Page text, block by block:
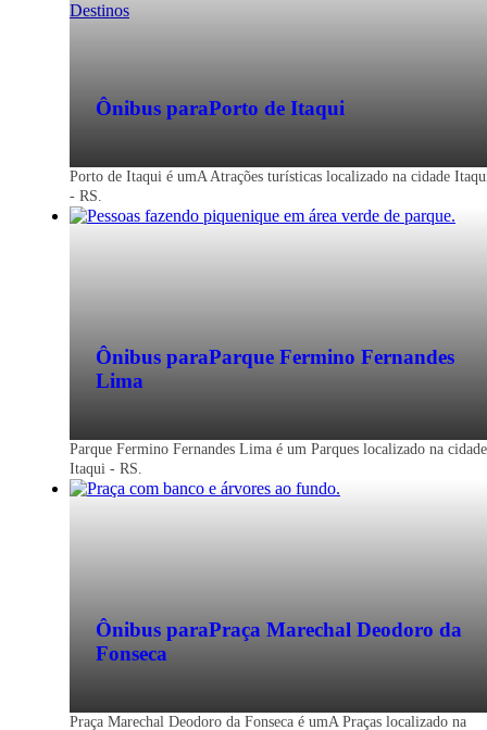
Destinos
Itaqui - RS
Ônibus paraPorto de Itaqui
Porto de Itaqui é umA Atrações turísticas localizado na cidade
- RS.
Ônibus paraParque Fermino Fernandes
Lima
Parque Fermino Fernandes Lima é um Parques localizado na cidade
Itaqui - RS.
Ônibus paraPraça Marechal Deodoro da
Fonseca
Praça Marechal Deodoro da Fonseca é umA Praças localizado na